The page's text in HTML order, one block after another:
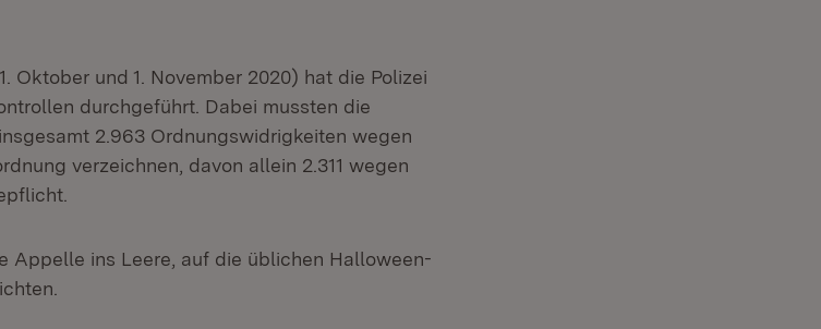
Oktober und 1. November 2020) hat die Polizei
durchgeführt. Dabei mussten die
2.963 Ordnungswidrigkeiten wegen
verzeichnen, davon allein 2.311 wegen
Appelle ins Leere, auf die üblichen Halloween-